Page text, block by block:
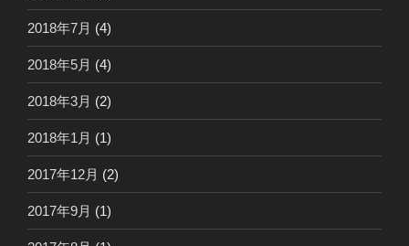
2018年7月 (4)
2018年5月 (4)
2018年3月 (2)
2018年1月 (1)
2017年12月 (2)
2017年9月 (1)